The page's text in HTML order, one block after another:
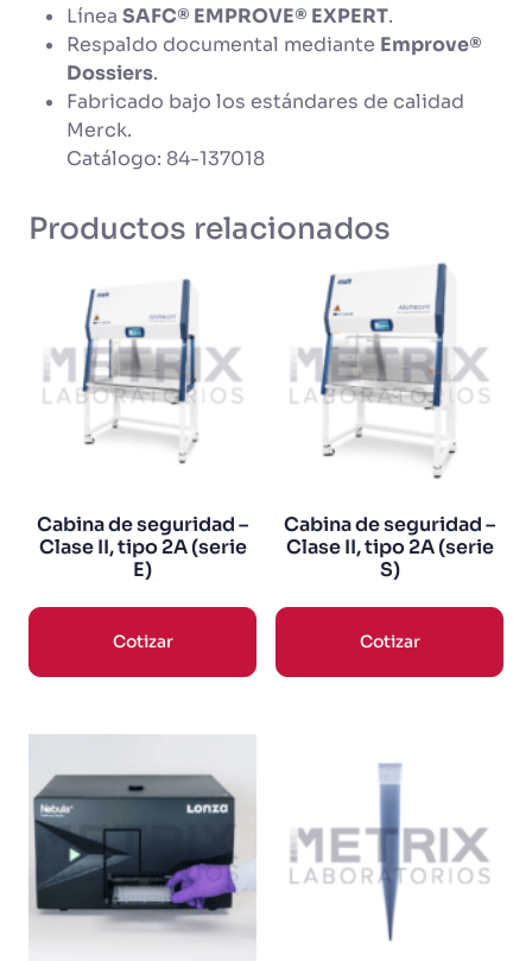
Línea SAFC® EMPROVE® EXPERT.
Respaldo documental mediante Emprove®
Dossiers.
Fabricado bajo los estándares de calidad
Merck.
Catálogo: 84-137018
Productos relacionados
Cabina de seguridad –
Clase II, tipo 2A (serie
E)
Cotizar
Cabina de seguridad –
Clase II, tipo 2A (serie
S)
Cotizar